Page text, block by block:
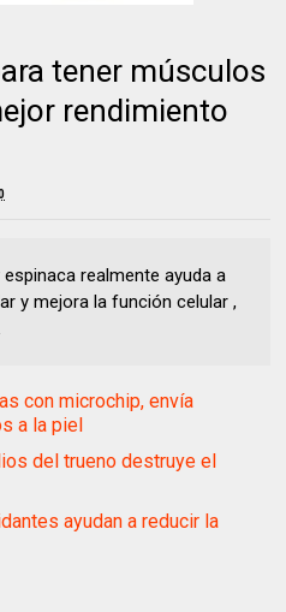
tener músculos
rendimiento
realmente ayuda a
y mejora la función celular ,
con microchip, envía
a la piel
del trueno destruye el
ayudan a reducir la